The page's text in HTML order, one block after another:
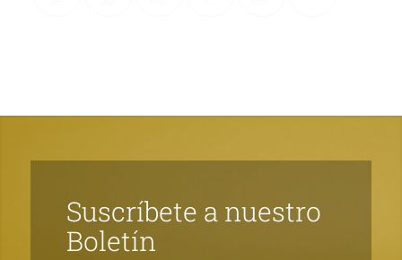
Suscríbete a nuestro
Boletín